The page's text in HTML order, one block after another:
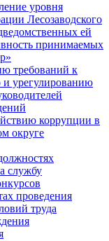
уровня
Лесозаводского
ей
принимаемых
требований к
урегулированию
коррупции в
округе
службу
проведения
труда